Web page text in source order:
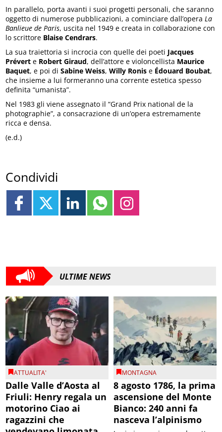
In parallelo, porta avanti i suoi progetti personali, che saranno
oggetto di numerose pubblicazioni, a cominciare dall’opera La
Banlieue de Paris, uscita nel 1949 e creata in collaborazione con
lo scrittore Blaise Cendrars.
La sua traiettoria si incrocia con quelle dei poeti Jacques
Prévert e Robert Giraud, dell’attore e violoncellista Maurice
Baquet, e poi diSabine Weiss,Willy Ronis e Édouard Boubat,
che insieme a lui formeranno una corrente estetica spesso
definita “umanista”.
Nel 1983 gli viene assegnato il “Grand Prix national de la
photographie”, a consacrazione di un’opera estremamente
ricca e densa.
(e.d.)
Condividi
ULTIME NEWS
ATTUALITA'
Dalle Valle d’Aosta al
Friuli: Henry regala un
motorino Ciao ai
ragazzini che
MONTAGNA
8 agosto 1786, la prima
ascensione del Monte
Bianco: 240 anni fa
nasceva l’alpinismo